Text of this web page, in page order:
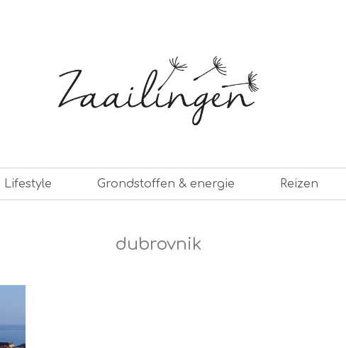
Lifestyle Grondstoffen & energie Reizen
dubrovnik